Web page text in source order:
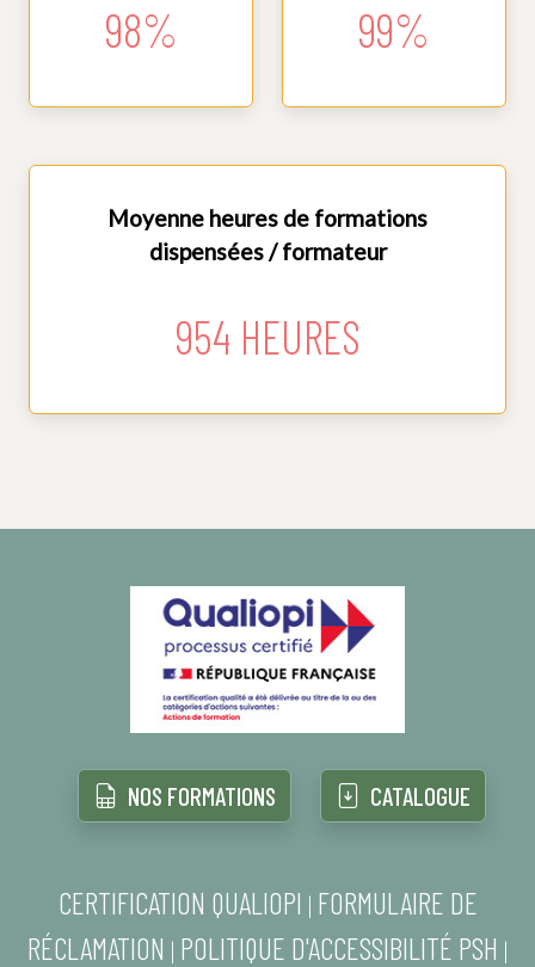
98% 99%
Moyenne heures de formations
dispensées / formateur
954 HEURES
NOS FORMATIONS CATALOGUE
CERTIFICATION QUALIOPI | FORMULAIRE DE
RÉCLAMATION | POLITIQUE D'ACCESSIBILITÉ PSH |